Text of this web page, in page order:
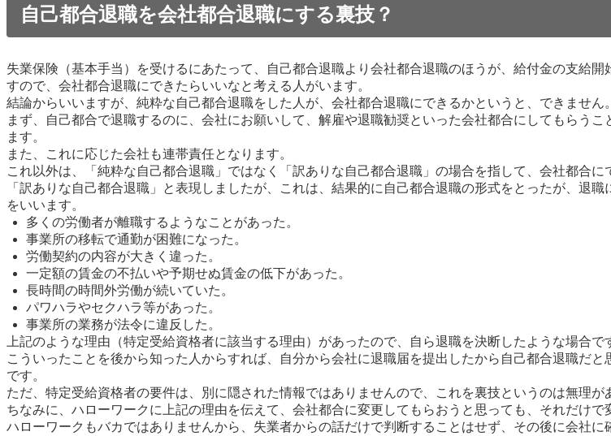
自己都合退職を会社都合退職にする裏技？
失業保険（基本手当）を受けるにあたって、自己都合退職より会社都合退職のほうが、給付金の支給
すので、会社都合退職にできたらいいなと考える人がいます。
結論からいいますが、純粋な自己都合退職をした人が、会社都合退職にできるかというと、できません。
まず、自己都合で退職するのに、会社にお願いして、解雇や退職勧奨といった会社都合にしてもらう
ます。
また、これに応じた会社も連帯責任となります。
これ以外は、「純粋な自己都合退職」ではなく「訳ありな自己都合退職」の場合を指して、会社都合に
「訳ありな自己都合退職」と表現しましたが、これは、結果的に自己都合退職の形式をとったが、退
をいいます。
多くの労働者が離職するようなことがあった。
事業所の移転で通勤が困難になった。
労働契約の内容が大きく違った。
一定額の賃金の不払いや予期せぬ賃金の低下があった。
長時間の時間外労働が続いていた。
パワハラやセクハラ等があった。
事業所の業務が法令に違反した。
上記のような理由（特定受給資格者に該当する理由）があったので、自ら退職を決断したような場合で
こういったことを後から知った人からすれば、自分から会社に退職届を提出したから自己都合退職だ
です。
ただ、特定受給資格者の要件は、別に隠された情報ではありませんので、これを裏技というのは無理が
ちなみに、ハローワークに上記の理由を伝えて、会社都合に変更してもらおうと思っても、それだけで
ハローワークもバカではありませんから、失業者からの話だけで判断することはせず、その後に会社